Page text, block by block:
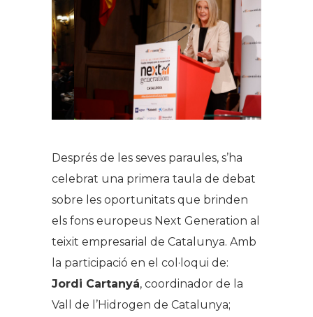
Després de les seves paraules, s’ha
celebrat una primera taula de debat
sobre les oportunitats que brinden
els fons europeus Next Generation al
teixit empresarial de Catalunya. Amb
la participació en el col·loqui de:
Jordi Cartanyá, coordinador de la
Vall de l’Hidrogen de Catalunya;